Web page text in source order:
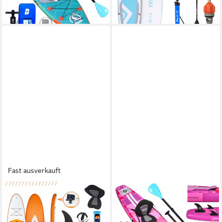
-40%
in 5-6 Werktagen bei dir
in 3-4 Werktagen bei dir
Fast ausverkauft
Inflatable SUP-Board Set
aufblasbar mit Halter, Sitz
DURAERO
Inflatable SUP-Board Stand
up paddle board Aufblasbare